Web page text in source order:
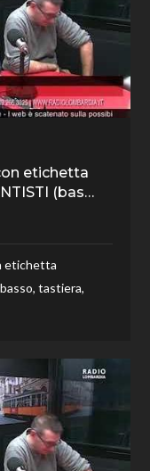
etichetta
(bas…
etichetta
tastiera,